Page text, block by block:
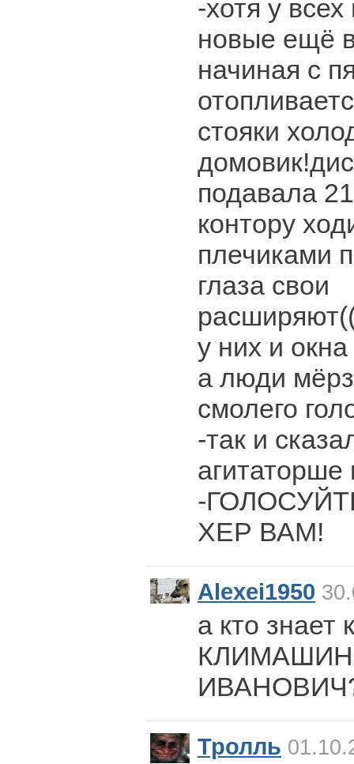
-хотя у
новые ещё
начиная с
стояки
подавала
контору
плечиками
глаза свои
у них и
а люди
смолего
-так и
-
ХЕР ВАМ!
Alexei1950
а кто знает
Тролль